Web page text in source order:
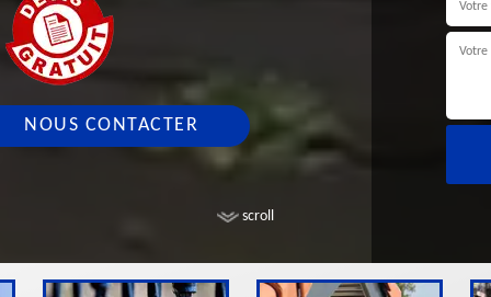
scroll
NOUS CONTACTER